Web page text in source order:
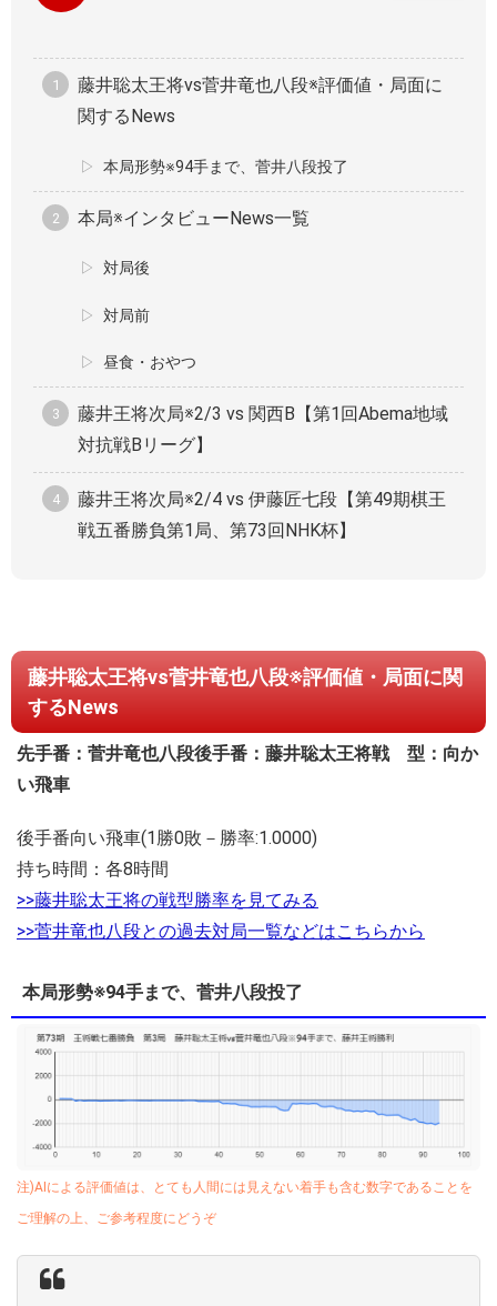
藤井聡太王将vs菅井竜也八段※評価値・局面に
関するNews
本局形勢※94手まで、菅井八段投了
本局※インタビューNews一覧
対局後
対局前
昼食・おやつ
藤井王将次局※2/3 vs 関西B【第1回Abema地域
対抗戦Bリーグ】
藤井王将次局※2/4 vs 伊藤匠七段【第49期棋王
戦五番勝負第1局、第73回NHK杯】
藤井聡太王将vs菅井竜也八段※評価値・局面に関
するNews
先手番：菅井竜也八段後手番：藤井聡太王将戦 型：向か
い飛車
後手番向い飛車(1勝0敗－勝率:1.0000)
持ち時間：各8時間
>>藤井聡太王将の戦型勝率を見てみる
>>菅井竜也八段との過去対局一覧などはこちらから
本局形勢※94手まで、菅井八段投了
注)AIによる評価値は、とても人間には見えない着手も含む数字であることを
ご理解の上、ご参考程度にどうぞ